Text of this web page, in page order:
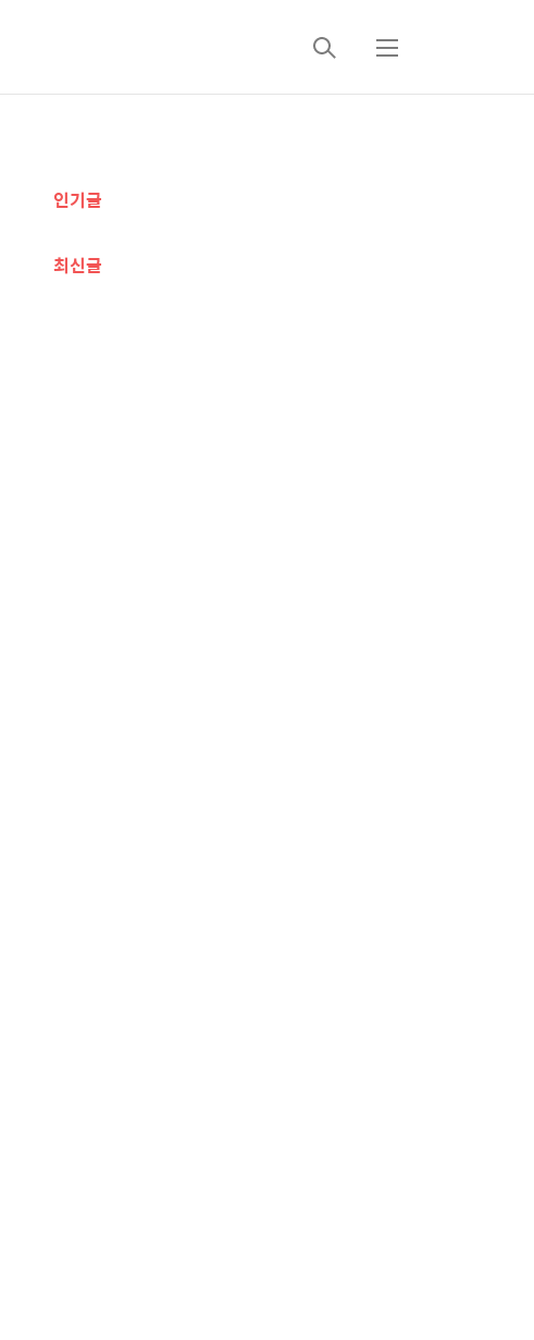
검
메
추
정
인기글
최신글